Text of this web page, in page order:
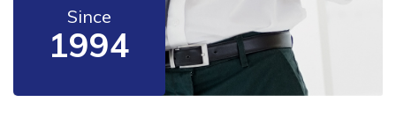
Since
1994